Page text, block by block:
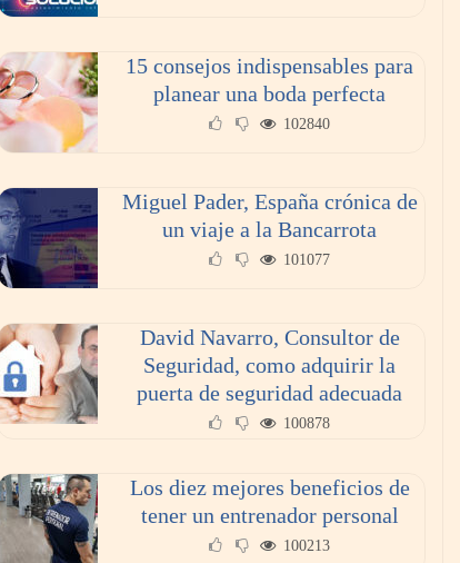
15 consejos indispensables para
planear una boda perfecta
102840
Miguel Pader, España crónica de
un viaje a la Bancarrota
101077
David Navarro, Consultor de
Seguridad, como adquirir la
puerta de seguridad adecuada
100878
Los diez mejores beneficios de
tener un entrenador personal
100213